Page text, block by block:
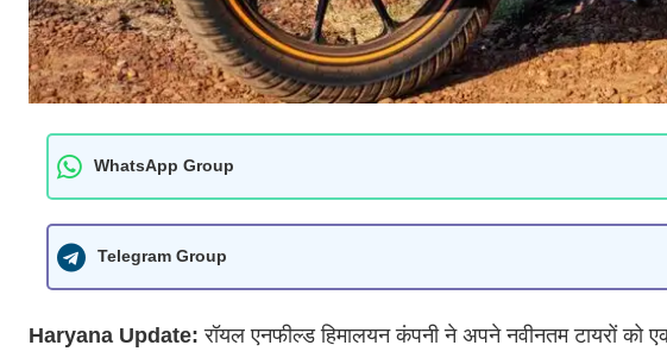
WhatsApp Group
Telegram Group
Haryana Update:रॉयल एनफील्ड हिमालयन कंपनी ने अपने नवीनतम टायरों